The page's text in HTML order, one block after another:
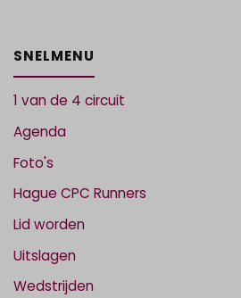
SNELMENU
1 van de 4 circuit
Agenda
Foto's
Hague CPC Runners
Lid worden
Uitslagen
Wedstrijden